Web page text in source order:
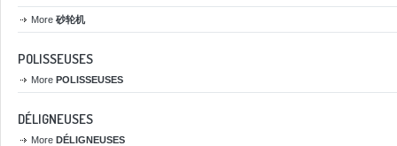
More 砂轮机
POLISSEUSES
More POLISSEUSES
DÉLIGNEUSES
More DÉLIGNEUSES